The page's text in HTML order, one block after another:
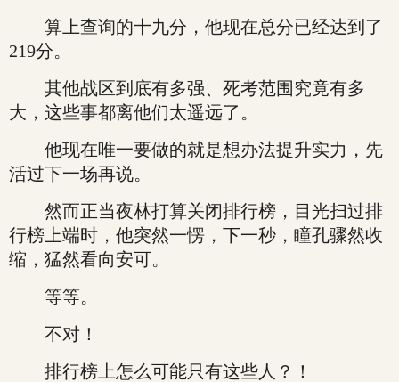
算上查询的十九分，他现在总分已经达到了
219分。
其他战区到底有多强、死考范围究竟有多
大，这些事都离他们太遥远了。
他现在唯一要做的就是想办法提升实力，先
活过下一场再说。
然而正当夜林打算关闭排行榜，目光扫过排
行榜上端时，他突然一愣，下一秒，瞳孔骤然收
缩，猛然看向安可。
等等。
不对！
排行榜上怎么可能只有这些人？！